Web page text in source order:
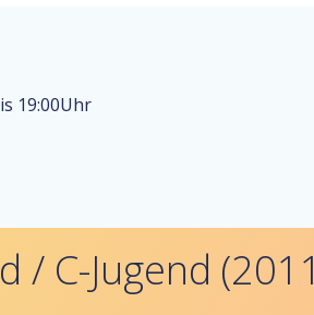
19:00Uhr
/ C-Jugend (2011